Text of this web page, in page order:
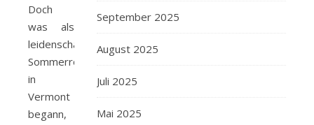
Doch
was als
leidenschaftliche
Sommerromanze
in
Vermont
begann,
September 2025
August 2025
Juli 2025
Mai 2025